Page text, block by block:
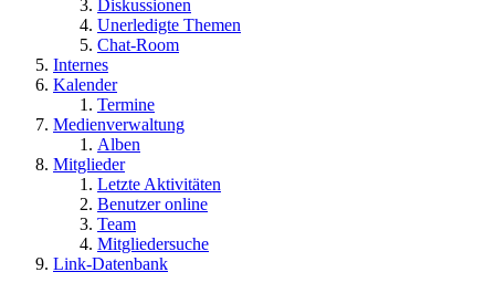
Diskussionen
Unerledigte Themen
Chat-Room
Internes
Kalender
Termine
Medienverwaltung
Alben
Mitglieder
Letzte Aktivitäten
Benutzer online
Team
Mitgliedersuche
Link-Datenbank